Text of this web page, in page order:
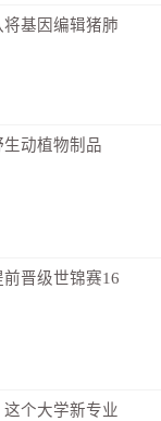
基因编辑猪肺
动植物制品
晋级世锦赛16
个大学新专业